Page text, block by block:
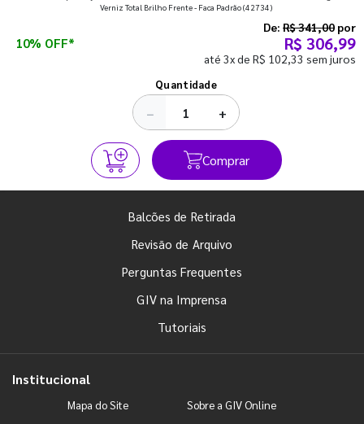
Verniz Total Brilho Frente - Faca Padrão(42734)
10% OFF*
De: R$ 341,00 por
R$ 306,99
até 3x de R$ 102,33 sem juros
Quantidade
− +
Comprar
Balcões de Retirada
Revisão de Arquivo
Perguntas Frequentes
GIV na Imprensa
Tutoriais
Institucional
Mapa do Site Sobre a GIV Online